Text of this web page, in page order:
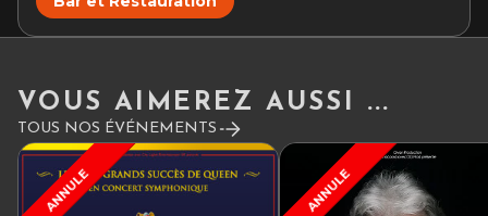
VOUS AIMEREZ AUSSI ...
TOUS NOS ÉVÉNEMENTS
ANNULE ANNULE